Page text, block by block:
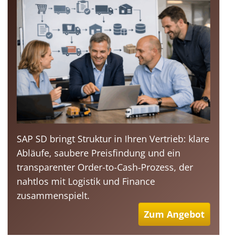
SAP SD bringt Struktur in Ihren Vertrieb: klare
Abläufe, saubere Preisfindung und ein
transparenter Order-to-Cash‑Prozess, der
nahtlos mit Logistik und Finance
zusammenspielt.
Zum Angebot